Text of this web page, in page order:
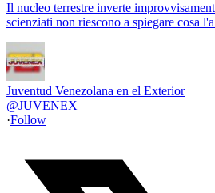
Il nucleo terrestre inverte
scienziati non riescono a spiegare cosa
Juventud Venezolana en el Exterior
@JUVENEX_
·Follow